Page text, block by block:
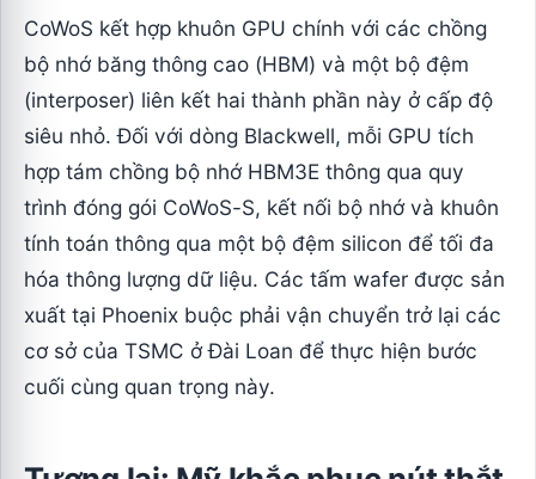
CoWoS kết hợp khuôn GPU chính với các chồng
bộ nhớ băng thông cao (HBM) và một bộ đệm
(interposer) liên kết hai thành phần này ở cấp độ
siêu nhỏ. Đối với dòng Blackwell, mỗi GPU tích
hợp tám chồng bộ nhớ HBM3E thông qua quy
trình đóng gói CoWoS-S, kết nối bộ nhớ và khuôn
tính toán thông qua một bộ đệm silicon để tối đa
hóa thông lượng dữ liệu. Các tấm wafer được sản
xuất tại Phoenix buộc phải vận chuyển trở lại các
cơ sở của TSMC ở Đài Loan để thực hiện bước
cuối cùng quan trọng này.